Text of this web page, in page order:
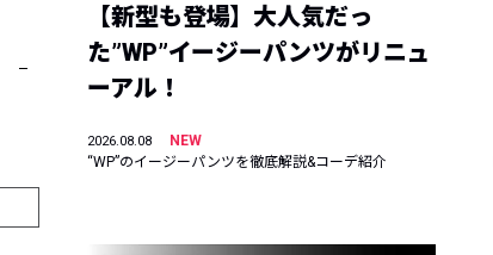
【新型も登場】大人気だっ
た”WP”イージーパンツがリニュ
ーアル！
2026.08.08
NEW
“WP”のイージーパンツを徹底解説&コーデ紹介